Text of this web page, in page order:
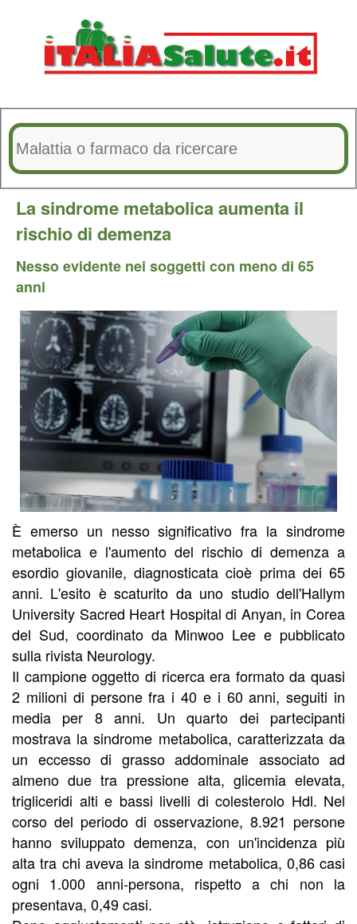
La sindrome metabolica aumenta il
rischio di demenza
Nesso evidente nei soggetti con meno di 65
anni
È emerso un nesso significativo fra la sindrome
metabolica e l'aumento del rischio di demenza a
esordio giovanile, diagnosticata cioè prima dei 65
anni. L'esito è scaturito da uno studio dell'Hallym
University Sacred Heart Hospital di Anyan, in Corea
del Sud, coordinato da Minwoo Lee e pubblicato
sulla rivista Neurology.
Il campione oggetto di ricerca era formato da quasi
2 milioni di persone fra i 40 e i 60 anni, seguiti in
media per 8 anni. Un quarto dei partecipanti
mostrava la sindrome metabolica, caratterizzata da
un eccesso di grasso addominale associato ad
almeno due tra pressione alta, glicemia elevata,
trigliceridi alti e bassi livelli di colesterolo Hdl. Nel
corso del periodo di osservazione, 8.921 persone
hanno sviluppato demenza, con un'incidenza più
alta tra chi aveva la sindrome metabolica, 0,86 casi
ogni 1.000 anni-persona, rispetto a chi non la
presentava, 0,49 casi.